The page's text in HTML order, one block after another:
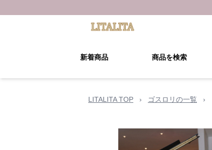
新着商品 商品を検索
LITALITA TOP › ゴスロリの一覧 ›